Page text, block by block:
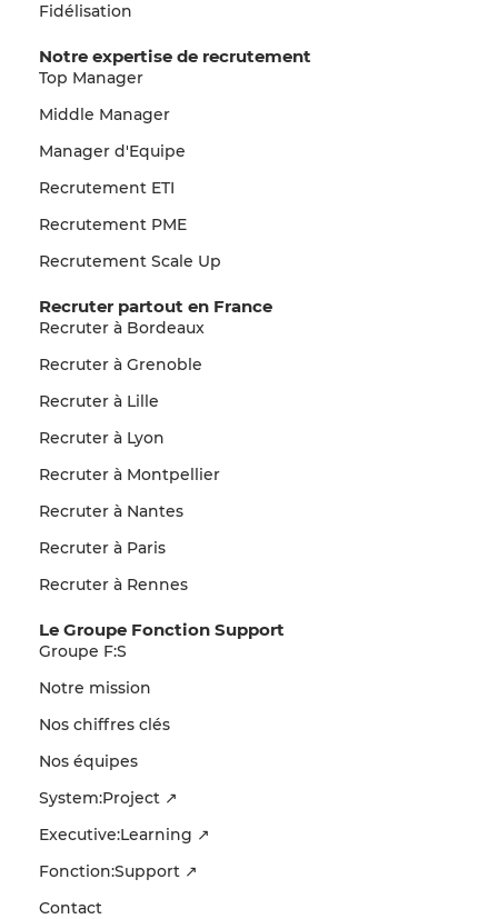
Fidélisation
Notre expertise de recrutement
Top Manager
Middle Manager
Manager d'Equipe
Recrutement ETI
Recrutement PME
Recrutement Scale Up
Recruter partout en France
Recruter à Bordeaux
Recruter à Grenoble
Recruter à Lille
Recruter à Lyon
Recruter à Montpellier
Recruter à Nantes
Recruter à Paris
Recruter à Rennes
Le Groupe Fonction Support
Groupe F:S
Notre mission
Nos chiffres clés
Nos équipes
System:Project ↗
Executive:Learning ↗
Fonction:Support ↗
Contact